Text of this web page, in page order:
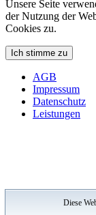
Unsere Seite
der Nutzung der
Cookies zu.
Ich stimme zu
AGB
Impressum
Datenschutz
Leistungen
Diese